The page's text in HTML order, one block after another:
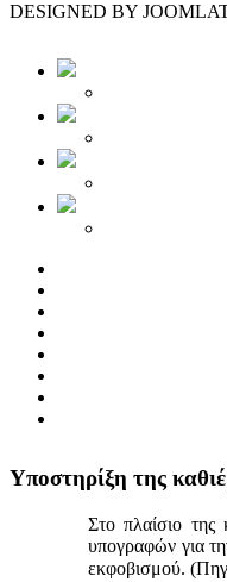
DESIGNED BY
Yποστηρίξη της
Στο πλαίσιο
υπογραφών για
εκφοβισμού.